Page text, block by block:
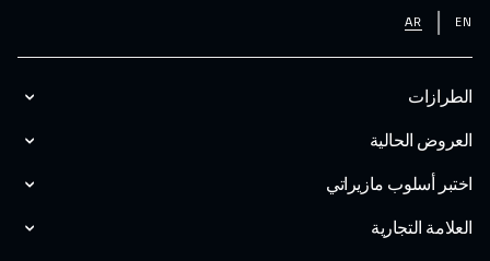
الطرازات
العروض الحالية
اختبر أسلوب مازیراتي
العلامة التجارية
EN
AR